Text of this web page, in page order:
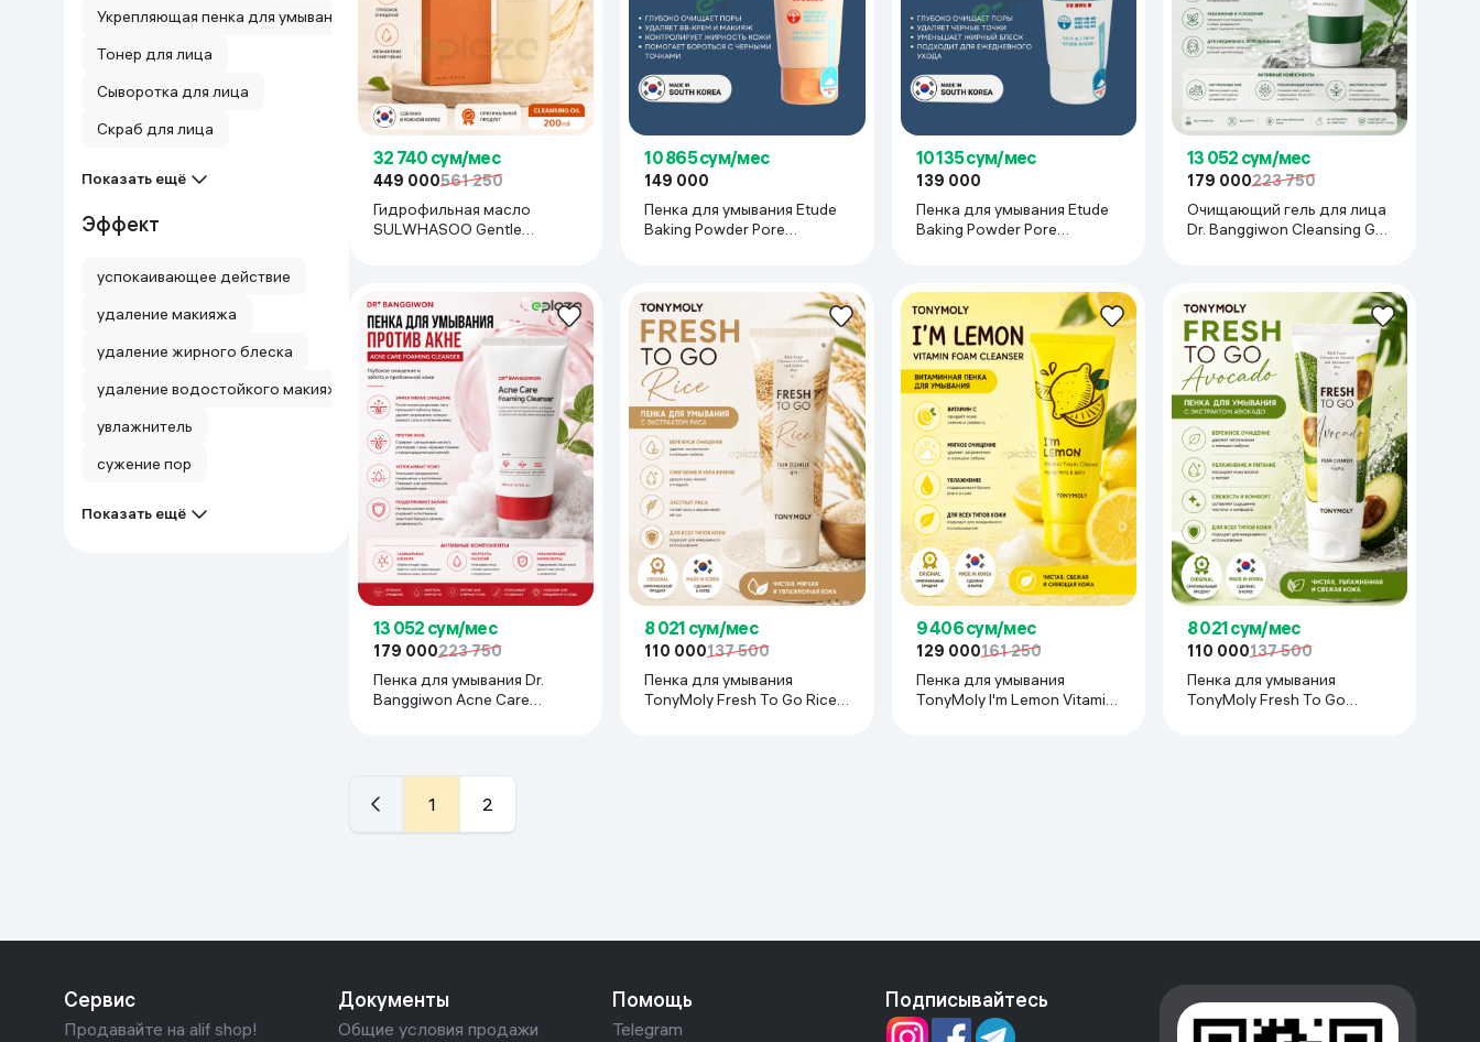
Укрепляющая пенка для умывания с коллагеном и ПДРН
Тонер для лица
Сыворотка для лица
Скраб для лица
Показать ещё
Эффект
успокаивающее действие
удаление макияжа
удаление жирного блеска
удаление водостойкого макияжа и SPF
увлажнитель
сужение пор
Показать ещё
32 740 сум/мес
449 000561 250
Гидрофильная масло
SULWHASOO Gentle
10 865 сум/мес
149 000
Пенка для умывания Etude
Baking Powder Pore
10 135 сум/мес
139 000
Пенка для умывания Etude
Baking Powder Pore
13 052 сум/мес
179 000223 750
Очищающий гель для лица
Dr. Banggiwon Cleansing Gel
13 052 сум/мес
179 000223 750
Пенка для умывания Dr.
Banggiwon Acne Care
8 021 сум/мес
110 000137 500
Пенка для умывания
TonyMoly Fresh To Go Rice,
9 406 сум/мес
129 000161 250
Пенка для умывания
TonyMoly I'm Lemon Vitamin
8 021 сум/мес
110 000137 500
Пенка для умывания
TonyMoly Fresh To Go
1 2
Сервис
Продавайте на alif shop!
Документы
Общие условия продажи
Помощь
Telegram
Подписывайтесь